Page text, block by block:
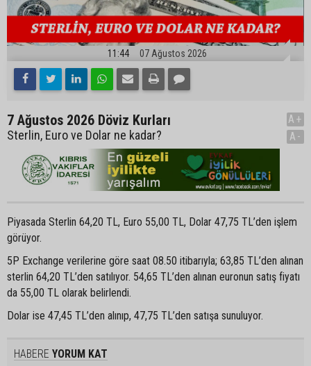
11:44 07 Ağustos 2026
7 Ağustos 2026 Döviz Kurları
Sterlin, Euro ve Dolar ne kadar?
A+
A-
Piyasada Sterlin 64,20 TL, Euro 55,00 TL, Dolar 47,75 TL’den işlem
görüyor.
5P Exchange verilerine göre saat 08.50 itibarıyla; 63,85 TL’den alınan
sterlin 64,20 TL’den satılıyor. 54,65 TL’den alınan euronun satış fiyatı
da 55,00 TL olarak belirlendi.
Dolar ise 47,45 TL’den alınıp, 47,75 TL’den satışa sunuluyor.
HABERE YORUM KAT